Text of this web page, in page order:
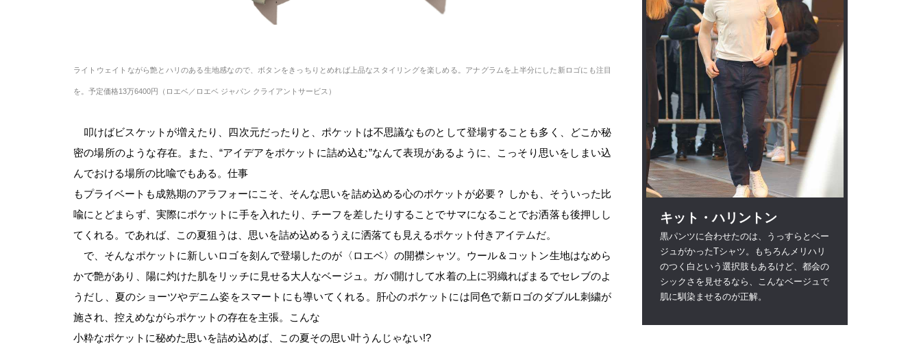
ライトウェイトながら艶とハリのある生地感なので、ボタンをきっちりとめれば上品なスタイリングを楽しめる。アナグラムを上半分にした新ロゴにも注目
を。予定価格13万6400円（ロエベ／ロエベ ジャパン クライアントサービス）
叩けばビスケットが増えたり、四次元だったりと、ポケットは不思議なものとして登場することも多く、どこか秘
密の場所のような存在。また、“アイデアをポケットに詰め込む”なんて表現があるように、こっそり思いをしまい込
んでおける場所の比喩でもある。仕事
もプライベートも成熟期のアラフォーにこそ、そんな思いを詰め込める心のポケットが必要？ しかも、そういった比
喩にとどまらず、実際にポケットに手を入れたり、チーフを差したりすることでサマになることでお洒落も後押しし
てくれる。であれば、この夏狙うは、思いを詰め込めるうえに洒落ても見えるポケット付きアイテムだ。
で、そんなポケットに新しいロゴを刻んで登場したのが〈ロエベ〉の開襟シャツ。ウール＆コットン生地はなめら
かで艶があり、陽に灼けた肌をリッチに見せる大人なベージュ。ガバ開けして水着の上に羽織ればまるでセレブのよ
うだし、夏のショーツやデニム姿をスマートにも導いてくれる。肝心のポケットには同色で新ロゴのダブルL刺繍が
施され、控えめながらポケットの存在を主張。こんな
小粋なポケットに秘めた思いを詰め込めば、この夏その思い叶うんじゃない!?
キット・ハリントン
黒パンツに合わせたのは、うっすらとベー
ジュがかったTシャツ。もちろんメリハリ
のつく白という選択肢もあるけど、都会の
シックさを見せるなら、こんなベージュで
肌に馴染ませるのが正解。